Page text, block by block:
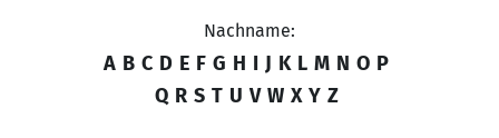
Nachname:
A B C D E F G H I J K L M N O P
Q R S T U V W X Y Z